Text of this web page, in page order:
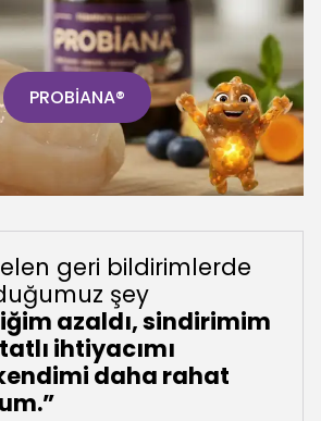
geri bildirimlerde
şey
azaldı, sindirimim
ihtiyacımı
daha rahat
PROBİANA®